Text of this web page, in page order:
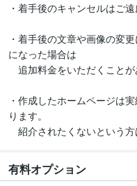
・着手後のキャンセルはご遠
・着手後の文章や画像の変
になった場合は
追加料金をいただくことが
・作成したホームページは
ります。
紹介されたくないという方
有料オプション